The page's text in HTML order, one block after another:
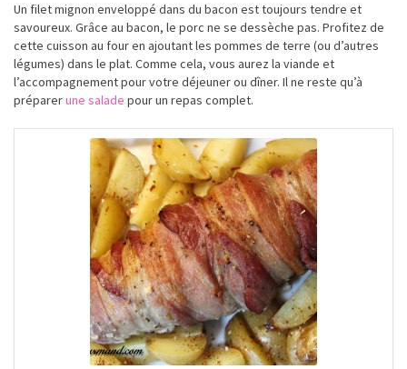
Un filet mignon enveloppé dans du bacon est toujours tendre et
savoureux. Grâce au bacon, le porc ne se dessèche pas. Profitez de
cette cuisson au four en ajoutant les pommes de terre (ou d’autres
légumes) dans le plat. Comme cela, vous aurez la viande et
l’accompagnement pour votre déjeunerou dîner. Il ne reste qu’à
préparerune salade pour un repas complet.